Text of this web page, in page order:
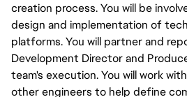
creation process. You will be
design and implementation of
platforms. You will partner and
Development Director and
team's execution. You will work
other engineers to help define